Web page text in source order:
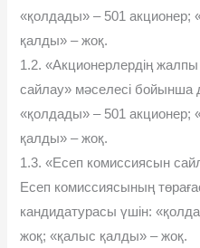
«қолдады» – 501 акционер;
қалды» – жоқ.
1.2. «Акционерлердің
сайлау» мəселесі бойынша
«қолдады» – 501 акционер;
қалды» – жоқ.
1.3. «Есеп комиссиясын
Есеп комиссиясының
кандидатурасы үшін:
жоқ; «қалыс қалды» – жоқ.